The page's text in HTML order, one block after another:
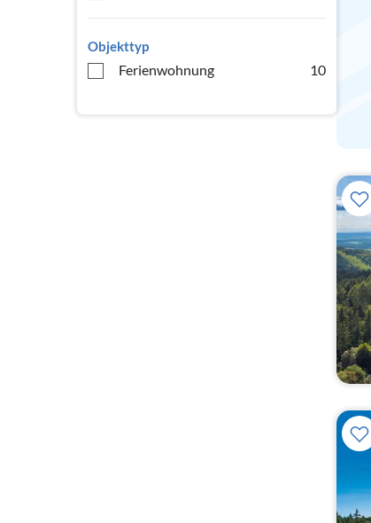
Objekttyp
Ferienwohnung 10